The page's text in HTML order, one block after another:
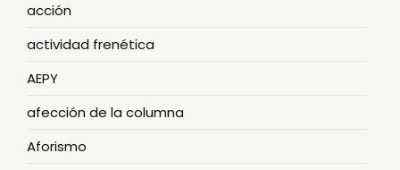
acción
actividad frenética
AEPY
afección de la columna
Aforismo